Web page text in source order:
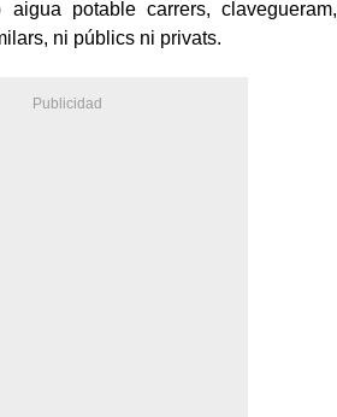
potable carrers, clavegueram,
ni públics ni privats.